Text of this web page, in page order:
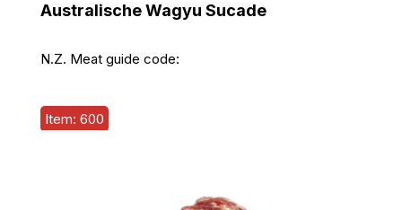
Australische Wagyu Sucade
N.Z. Meat guide code:
Item: 600